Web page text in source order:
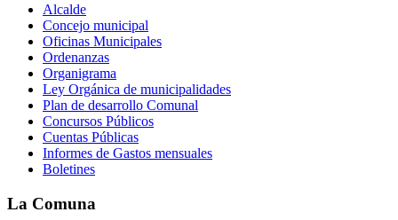
Alcalde
Concejo municipal
Oficinas Municipales
Ordenanzas
Organigrama
Ley Orgánica de municipalidades
Plan de desarrollo Comunal
Concursos Públicos
Cuentas Públicas
Informes de Gastos mensuales
Boletines
La Comuna